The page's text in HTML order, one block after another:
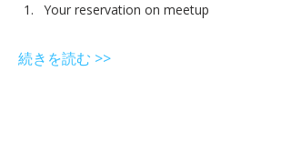
Your reservation on meetup
続きを読む >>